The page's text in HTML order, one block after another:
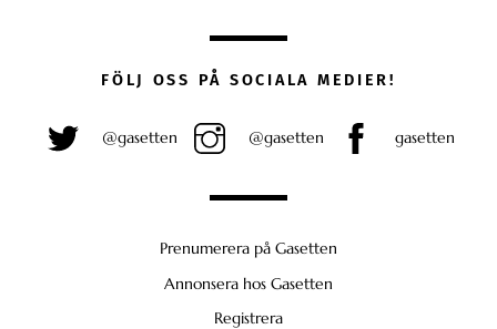
FÖLJ OSS PÅ SOCIALA MEDIER!
@gasetten @gasetten gasetten
Prenumerera på Gasetten
Annonsera hos Gasetten
Registrera